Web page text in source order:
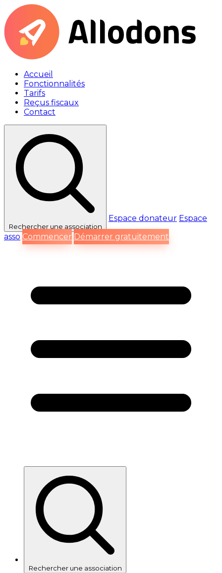
Accueil
Fonctionnalités
Tarifs
Reçus fiscaux
Contact
Rechercherune association
Espace donateur Espace
asso Commencer Démarrer gratuitement
Rechercher une association